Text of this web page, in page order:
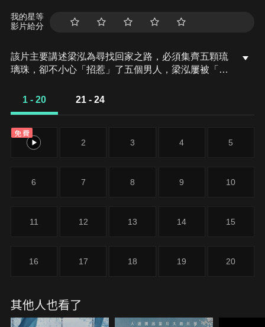
我的星等
影片給分
該片主要講述梁泓為尋找回家之路，必須集齊五顆琉
璃珠，卻不小心「招惹」了五個男人，梁泓屢被「逼
海王，成了城裡的女版「韋小寶」。本想騙完就跑，
1 - 20 21 - 24
免費
1 2 3 4 5
6 7 8 9 10
11 12 13 14 15
16 17 18 19 20
其他人也看了